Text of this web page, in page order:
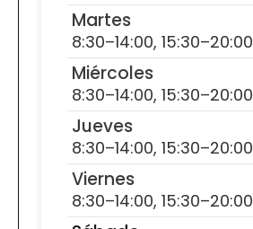
Martes
8:30–14:00, 15:30–20:00
Miércoles
8:30–14:00, 15:30–20:00
Jueves
8:30–14:00, 15:30–20:00
Viernes
8:30–14:00, 15:30–20:00